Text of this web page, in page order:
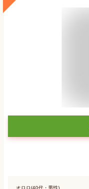
オロロ(40代・男性)